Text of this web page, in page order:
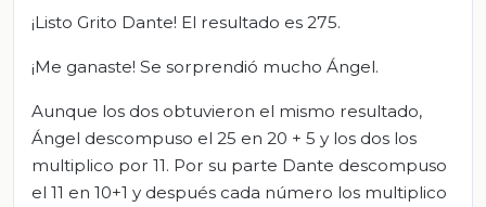
¡Listo Grito Dante! El resultado es 275.
¡Me ganaste! Se sorprendió mucho Ángel.
Aunque los dos obtuvieron el mismo resultado,
Ángel descompuso el 25 en 20 + 5 y los dos los
multiplico por 11. Por su parte Dante descompuso
el 11 en 10+1 y después cada número los multiplico